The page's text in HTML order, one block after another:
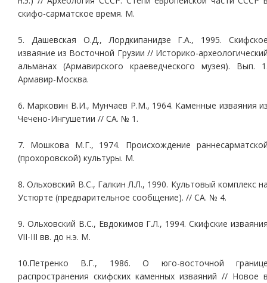
скифо-сарматское время. М.
5. Дашевская О.Д., Лордкипанидзе Г.А., 1995.
изваяние из Восточной Грузии // Историко-
альманах (Армавирского краеведческого музея). Вып.
Армавир-Москва.
6. Марковин В.И., Мунчаев Р.М., 1964. Каменные изваяния
Чечено-Ингушетии // СА. № 1.
7. Мошкова М.Г., 1974. Происхождение
(прохоровской) культуры. М.
8. Ольховский В.С., Галкин Л.Л., 1990. Культовый комплекс
Устюрте (предварительное сообщение). // СА. № 4.
9. Ольховский В.С., Евдокимов Г.Л., 1994. Скифские
VII-III вв. до н.э. М.
10.Петренко В.Г., 1986. О юго-восточной
распространения скифских каменных изваяний // Новое